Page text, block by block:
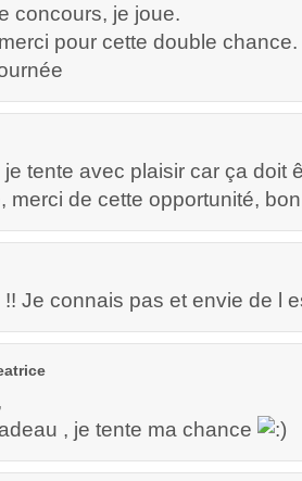
concours, je joue.
pour cette double chance.
je tente avec plaisir car ça doit
merci de cette opportunité,
!! Je connais pas et envie de l
, je tente ma chance